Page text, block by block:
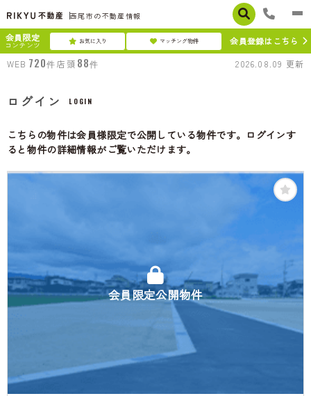
西尾市の不動産情報
会員限定
コンテンツ お気に入り マッチング物件
会員登録はこちら
WEB 720件 店頭 88件 2026.08.09 更新
ログイン LOGIN
こちらの物件は会員様限定で公開している物件です。ログインす
ると物件の詳細情報がご覧いただけます。
会員限定公開物件